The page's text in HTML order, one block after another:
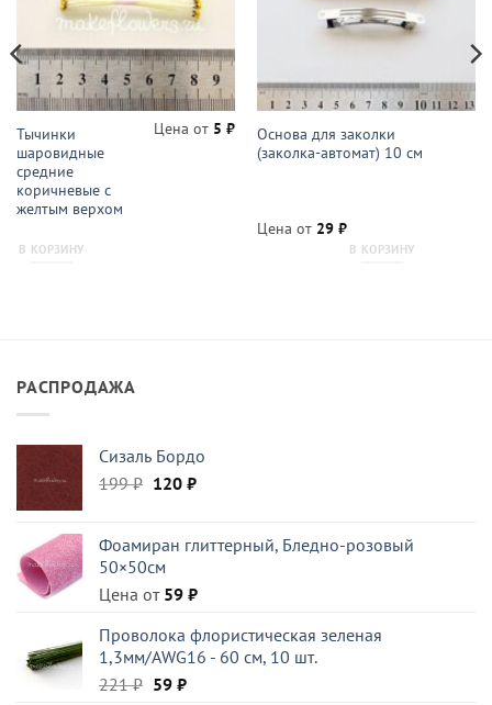
Тычинки
шаровидные
средние
коричневые с
желтым верхом
Цена от 5₽
В КОРЗИНУ
Основа для заколки
(заколка-автомат) 10 см
Цена от 29 ₽
В КОРЗИНУ
РАСПРОДАЖА
Сизаль Бордо
199₽ Первоначальная
199 ₽.
120 ₽Текущая
Фоамиран глиттерный, Бледно-розовый
50×50см
Цена от 59 ₽
Проволока флористическая зеленая
1,3мм/AWG16 - 60 см, 10 шт.
221₽ Первоначальная
59 ₽Текущая